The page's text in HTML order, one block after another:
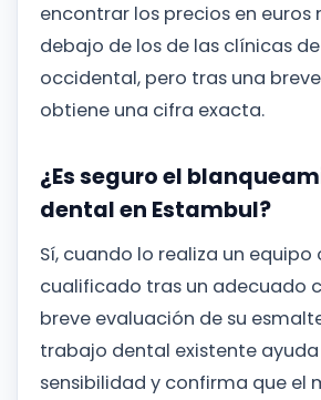
encontrar los precios en euros
debajo de los de las clínicas
occidental, pero tras una
obtiene una cifra exacta.
¿Es seguro el
dental en Estambul?
Sí, cuando lo realiza un
cualificado tras un adecuado
breve evaluación de su
trabajo dental existente
sensibilidad y confirma que el